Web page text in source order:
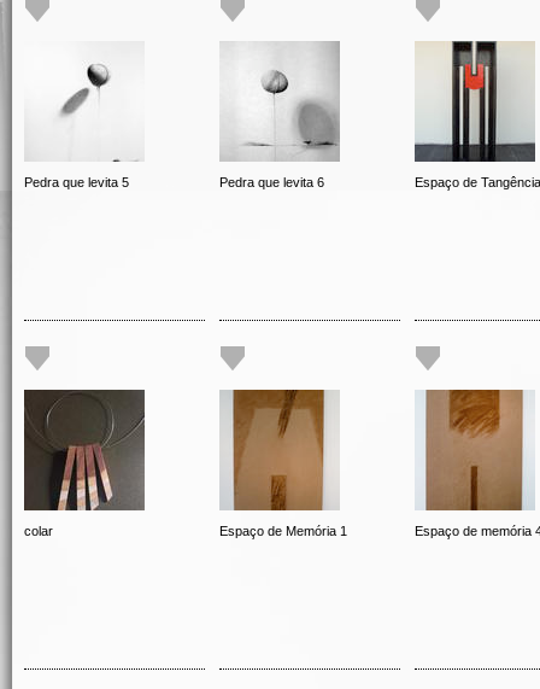
Pedra que levita 5 Pedra que levita 6 Espaço de Tangência
colar Espaço de Memória 1 Espaço de memória